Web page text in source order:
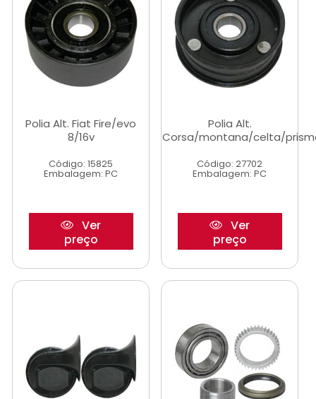
Polia Alt. Fiat Fire/evo
8/16v
Código: 15825
Embalagem: PC
Ver
preço
Polia Alt.
Corsa/montana/celta/
Código: 27702
Embalagem: PC
Ver
preço